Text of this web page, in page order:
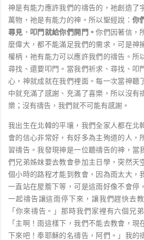
神是有能力應許我們的禱告的，祂創造了
萬物，祂是有能力的神。所以聖經說：你
尋見．叩門就給你們開門。你們因著信，
麼偉大，都不能滿足我們的需求，可是神
權柄，祂有能力可以應許我們的禱告。所
尋找、還要叩門。當我們祈求、尋找、叩
心，神就成就在我們裡面。每一次當神聽
中就充滿了感謝、充滿了喜樂，所以沒有
樂；沒有禱告，我們就不可能有感謝。
我出生在北韓的平壤，我們全家人都在北
會的信心非常好，有好多為主殉道的人，
習禱告。我發現神是一位聽禱告的神，當
們兄弟姊妹要去教會參加主日學，突然天
個小時的路程才能到教會，因為雨太大，
一直站在屋簷下等，可是這雨好像不會停
一起禱告讓這雨停下來，讓我們趕快去
「你來禱告。」那時我們家裡有六個兄
「主啊！雨這樣下，我們不能去教會，
下來吧！奉耶穌的名禱告，阿們。」我的